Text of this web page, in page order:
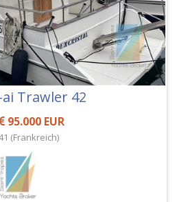
Trawler 42
95.000 EUR
(Frankreich)